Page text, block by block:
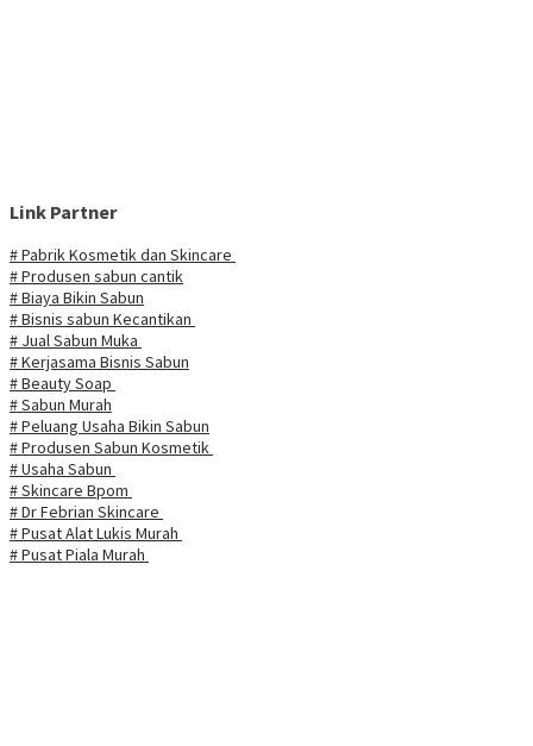
Link Partner
# Pabrik Kosmetik dan Skincare
# Produsen sabun cantik
# Biaya Bikin Sabun
# Bisnis sabun Kecantikan
# Jual Sabun Muka
# Kerjasama Bisnis Sabun
# Beauty Soap
# Sabun Murah
# Peluang Usaha Bikin Sabun
# Produsen Sabun Kosmetik
# Usaha Sabun
# Skincare Bpom
# Dr Febrian Skincare
# Pusat Alat Lukis Murah
# Pusat Piala Murah